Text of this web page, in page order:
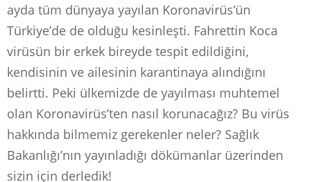
ayda tüm dünyaya yayılan Koronavirüs’ün
Türkiye’de de olduğu kesinleşti. Fahrettin Koca
virüsün bir erkek bireyde tespit edildiğini,
kendisinin ve ailesinin karantinaya alındığını
belirtti. Peki ülkemizde de yayılması muhtemel
olan Koronavirüs’ten nasıl korunacağız? Bu virüs
hakkında bilmemiz gerekenler neler? Sağlık
Bakanlığı’nın yayınladığı dökümanlar üzerinden
sizin için derledik!